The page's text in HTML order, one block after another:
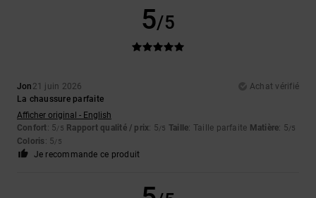
5/5
Jon 21 juin 2026
Achat vérifié
La chaussure parfaite
Afficher original - English
Confort: 5/5 Rapport qualité / prix: 5/5 Taille: Taille parfaite Matière: 5/5
Coloris: 5/5
Je recommande ce produit